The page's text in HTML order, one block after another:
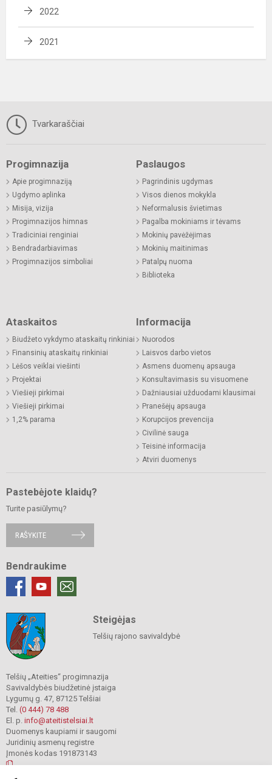
2022
2021
Tvarkaraščiai
Progimnazija
Apie progimnaziją
Ugdymo aplinka
Misija, vizija
Progimnazijos himnas
Tradiciniai renginiai
Bendradarbiavimas
Progimnazijos simboliai
Paslaugos
Pagrindinis ugdymas
Visos dienos mokykla
Neformalusis švietimas
Pagalba mokiniams ir tėvams
Mokinių pavėžėjimas
Mokinių maitinimas
Patalpų nuoma
Biblioteka
Ataskaitos
Biudžeto vykdymo ataskaitų rinkiniai
Finansinių ataskaitų rinkiniai
Lėšos veiklai viešinti
Projektai
Viešieji pirkimai
Viešieji pirkimai
1,2% parama
Informacija
Nuorodos
Laisvos darbo vietos
Asmens duomenų apsauga
Konsultavimasis su visuomene
Dažniausiai užduodami klausimai
Pranešėjų apsauga
Korupcijos prevencija
Civilinė sauga
Teisinė informacija
Atviri duomenys
Pastebėjote klaidų?
Turite pasiūlymų?
RAŠYKITE
Bendraukime
Steigėjas
Telšių rajono savivaldybė
Telšių „Ateities“ progimnazija
Savivaldybės biudžetinė įstaiga
Lygumų g. 47, 87125 Telšiai
Tel. (0 444) 78 488
El. p. info@ateitistelsiai.lt
Duomenys kaupiami ir saugomi
Juridinių asmenų registre
Įmonės kodas 191873143